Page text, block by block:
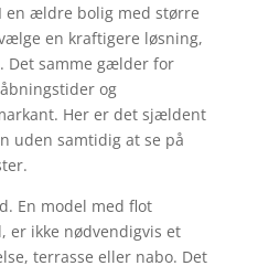
en ældre bolig med større
en kraftigere løsning,
Det samme gælder for
og
Her er det sjældent
uden samtidig at se på
En model med flot
er ikke nødvendigvis et
terrasse eller nabo. Det